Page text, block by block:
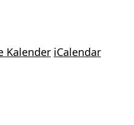
Kalender iCalendar